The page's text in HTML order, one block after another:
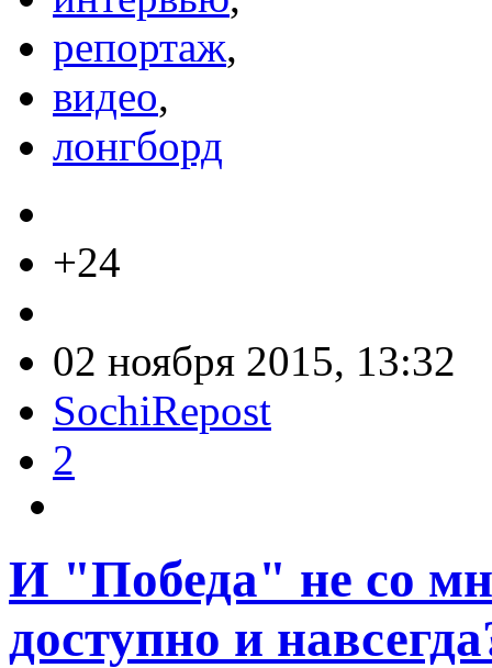
репортаж,
видео,
лонгборд
+24
02 ноября 2015, 13:32
SochiRepost
2
И "Победа" не со
доступно и